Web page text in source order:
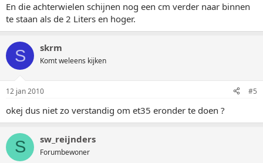
En die achterwielen schijnen nog een cm verder naar binnen
te staan als de 2 Liters en hoger.
S skrm
Komt weleens kijken
12 jan 2010 #5
okej dus niet zo verstandig om et35 eronder te doen ?
S sw_reijnders
Forumbewoner